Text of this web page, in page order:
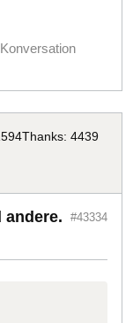
Thanks: 4439
andere. #43334